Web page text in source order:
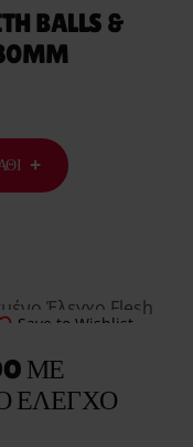
BALLS &
Save to Wishlist
ΜΕ
ΈΛΕΓΧΟ